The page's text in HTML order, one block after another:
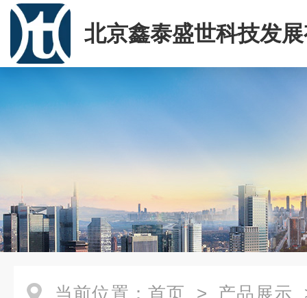
北京鑫泰盛世科技发
司
当前位置： 首页 > 产品展示